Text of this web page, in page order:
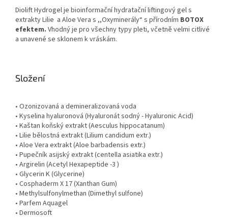
Diolift Hydrogel je bioinformační hydratační liftingový gel s
extrakty Lilie a Aloe Vera s ,,Oxyminerály“ s přírodním BOTOX
efektem. Vhodný je pro všechny typy pleti, včetně velmi citlivé
a unavené se sklonem k vráskám.
Složení
• Ozonizovaná a demineralizovaná voda
• Kyselina hyaluronová (Hyaluronát sodný - Hyaluronic Acid)
• Kaštan koňský extrakt (Aesculus hippocatanum)
• Lilie bělostná extrakt (Lilium candidum extr.)
• Aloe Vera extrakt (Aloe barbadensis extr.)
• Pupečník asijský extrakt (centella asiatika extr.)
• Argirelin (Acetyl Hexapeptide -3 )
• Glycerin K (Glycerine)
• Cosphaderm X 17 (Xanthan Gum)
• Methylsulfonylmethan (Dimethyl sulfone)
• Parfem Aquagel
• Dermosoft